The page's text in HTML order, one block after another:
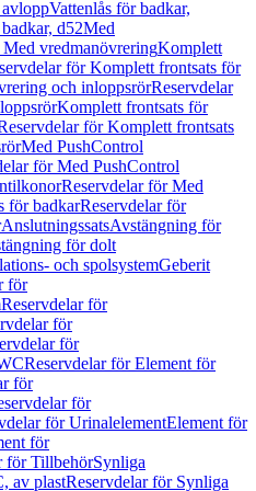
Vattenlås för badkar,
d52Med
vredmanövreringKomplett
för Komplett frontsats för
och inloppsrörReservdelar
Komplett frontsats för
för Komplett frontsats
Med PushControl
för Med PushControl
Reservdelar för Med
för badkarReservdelar för
AnslutningssatsAvstängning för
för dolt
och spolsystemGeberit
för
Reservdelar för
för
för
Reservdelar för Element för
för
för
för UrinalelementElement för
för
för TillbehörSynliga
av plastReservdelar för Synliga